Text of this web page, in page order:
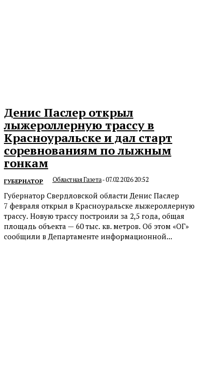
Денис Паслер открыл
лыжероллерную трассу в
Красноуральске и дал старт
соревнованиям по лыжным
гонкам
ГУБЕРНАТОР Областная Газета-07.02.2026 20:52
Губернатор Свердловской области Денис Паслер
7 февраля открыл в Красноуральске лыжероллерную
трассу. Новую трассу построили за 2,5 года, общая
площадь объекта — 60 тыс. кв. метров. Об этом «ОГ»
сообщили в Департаменте информационной...